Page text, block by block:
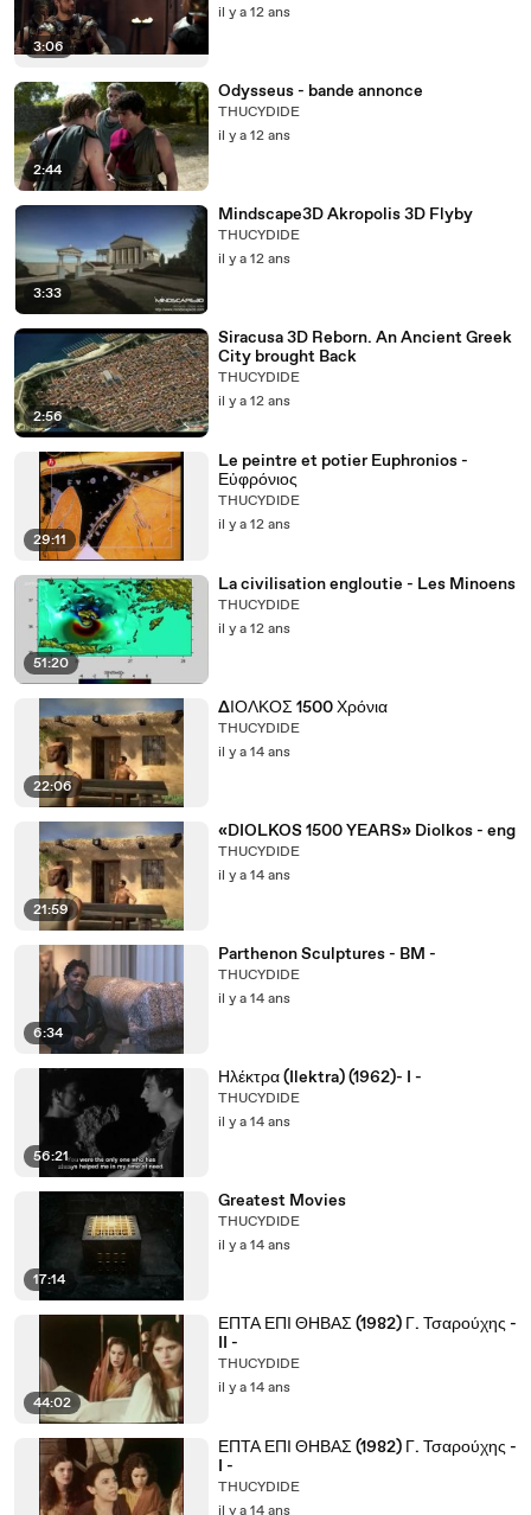
3:06
il y a 12 ans
2:44
Odysseus - bande annonce
THUCYDIDE
il y a 12 ans
3:33
Mindscape3D Akropolis 3D Flyby
THUCYDIDE
il y a 12 ans
2:56
Siracusa 3D Reborn. An Ancient Greek
City brought Back
THUCYDIDE
il y a 12 ans
29:11
Le peintre et potier Euphronios -
Εὐφρόνιος
THUCYDIDE
il y a 12 ans
51:20
La civilisation engloutie - Les Minoens
THUCYDIDE
il y a 12 ans
22:06
ΔΙΟΛΚΟΣ 1500 Χρόνια
THUCYDIDE
il y a 14 ans
21:59
«DIOLKOS 1500 YEARS» Diolkos - eng
THUCYDIDE
il y a 14 ans
6:34
Parthenon Sculptures - BM -
THUCYDIDE
il y a 14 ans
56:21
Ηλέκτρα (Ilektra) (1962)- I -
THUCYDIDE
il y a 14 ans
17:14
Greatest Movies
THUCYDIDE
il y a 14 ans
44:02
ΕΠΤΑ ΕΠΙ ΘΗΒΑΣ (1982) Γ. Τσαρούχης -
II -
THUCYDIDE
il y a 14 ans
ΕΠΤΑ ΕΠΙ ΘΗΒΑΣ (1982) Γ. Τσαρούχης -
I -
THUCYDIDE